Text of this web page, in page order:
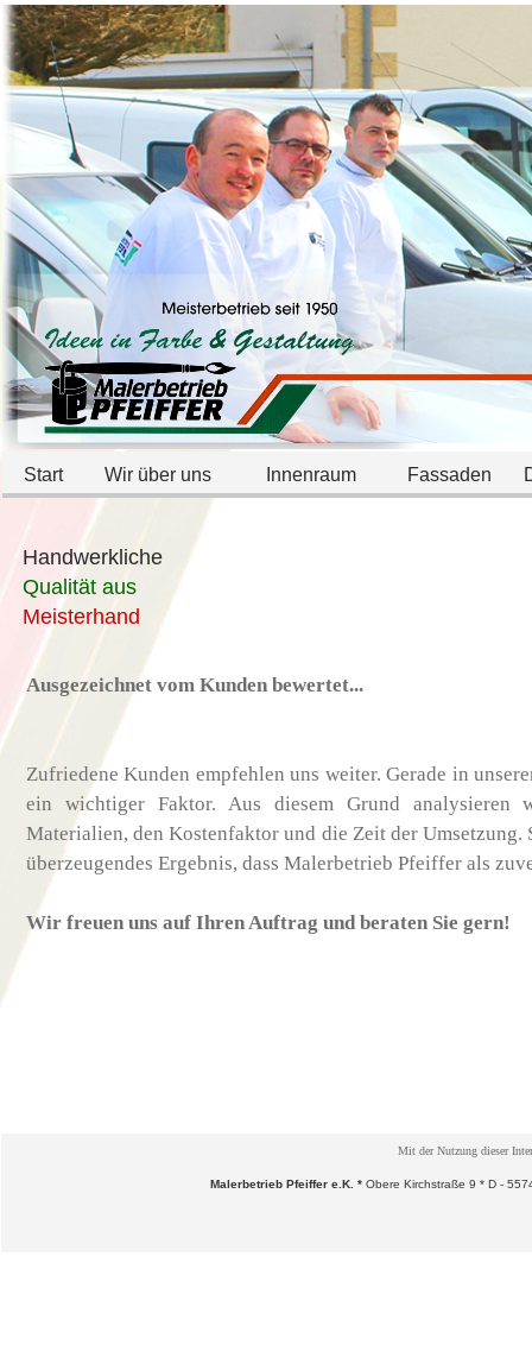
Start Wir über uns Innenraum Fassaden
Handwerkliche
Qualität aus
Meisterhand
Ausgezeichnet vom Kunden bewertet...
Zufriedene Kunden empfehlen uns weiter. Gerade in
ein wichtiger Faktor. Aus diesem Grund analysieren
Materialien, den Kostenfaktor und die Zeit der Umsetzung.
überzeugendes Ergebnis, dass Malerbetrieb Pfeiffer als
Wir freuen uns auf Ihren Auftrag und beraten Sie gern!
Mit der Nutzung dieser
Malerbetrieb Pfeiffer e.K. * Obere Kirchstraße 9 * D -